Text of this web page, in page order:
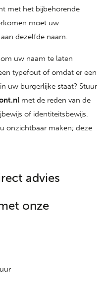
met het bijbehorende
moet uw
dezelfde naam.
uw naam te laten
typefout of omdat er een
uw burgerlijke staat? Stuur
met de reden van de
of identiteitsbewijs.
onzichtbaar maken; deze
advies
onze